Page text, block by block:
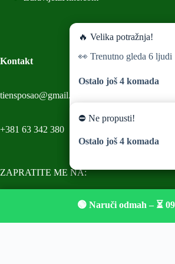
Kontakt
tiensposao@gmail.com
+381 63 342 380
ZAPRATITE ME NA:
🔥 Velika potražnja!
👀 Trenutno gleda 6 ljudi
Ostalo još 4 komada
🟢 Naruči
⛔ Ne propusti!
Ostalo još 4 komada
🟢 Naruči odmah – ⏳